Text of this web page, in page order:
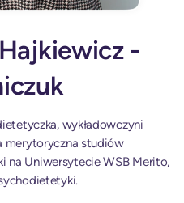
-
wykładowczyni
merytoryczna studiów
na Uniwersytecie WSB Merito,